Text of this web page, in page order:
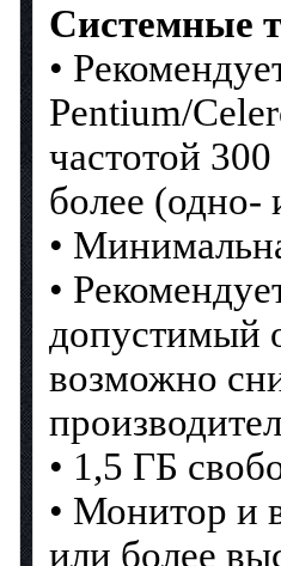
Системные
•
Pentium/
частотой
более (одно-
•
•
допустимый
возможно
• 1,5 ГБ
• Монитор и
или более